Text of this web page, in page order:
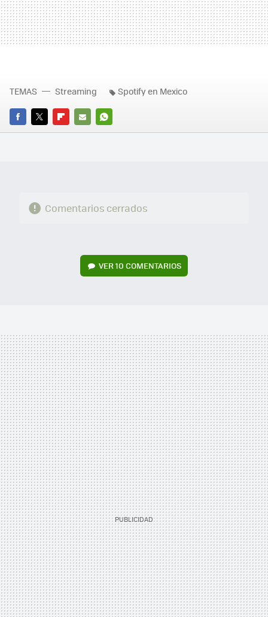
FACEBOOK
TWITTERFLIPBOARD
E-
WHATSAPP
TEMAS Streaming Spotify en Mexico
Comentarios cerrados
VER 10 COMENTARIOS